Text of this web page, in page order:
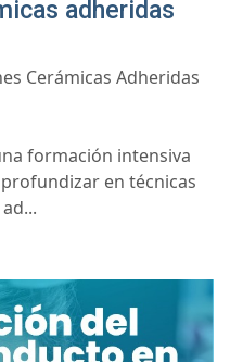
adheridas
Cerámicas Adheridas
formación intensiva
en técnicas